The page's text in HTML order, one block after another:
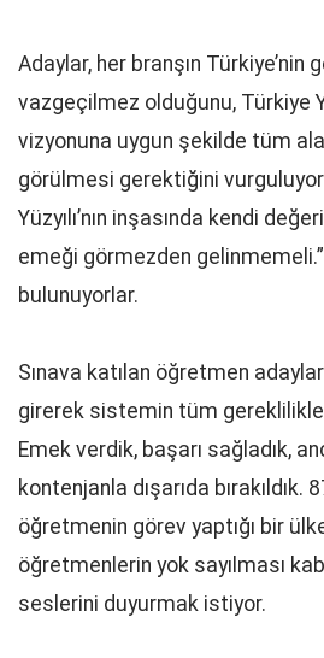
Adaylar, her branşın Türkiye’nin
vazgeçilmez olduğunu, Türkiye
vizyonuna uygun şekilde tüm
görülmesi gerektiğini
Yüzyılı’nın inşasında kendi
emeği görmezden
bulunuyorlar.
Sınava katılan öğretmen
girerek sistemin tüm
Emek verdik, başarı sağladık,
kontenjanla dışarıda bırakıldık.
öğretmenin görev yaptığı bir
öğretmenlerin yok sayılması
seslerini duyurmak istiyor.